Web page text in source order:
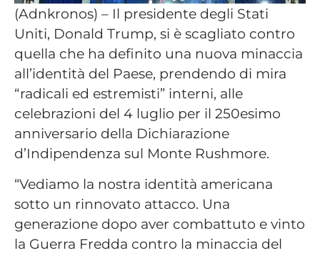
(Adnkronos) – Il presidente degli Stati
Uniti, Donald Trump, si è scagliato contro
quella che ha definito una nuova minaccia
all’identità del Paese, prendendo di mira
“radicali ed estremisti” interni, alle
celebrazioni del 4 luglio per il 250esimo
anniversario della Dichiarazione
d’Indipendenza sul Monte Rushmore.
“Vediamo la nostra identità americana
sotto un rinnovato attacco. Una
generazione dopo aver combattuto e vinto
la Guerra Fredda contro la minaccia del